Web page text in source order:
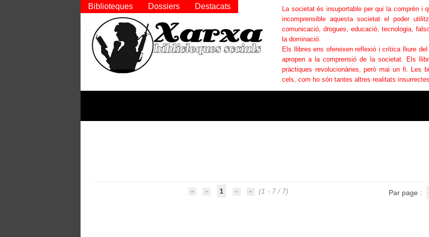
1 (1 - 7 / 7) Par page :
La societat és insuportable per qui la comprèn i
incomprensible aquesta societat el poder
comunicació, drogues, educació, tecnologia,
la dominació.
Els llibres ens ofereixen reflexió i crítica lliure
apropen a la comprensió de la societat. Els
pràctiques revolucionàries, però mai un fi. Les
cels, com ho són tantes altres realitats
Biblioteques Dossiers Destacats